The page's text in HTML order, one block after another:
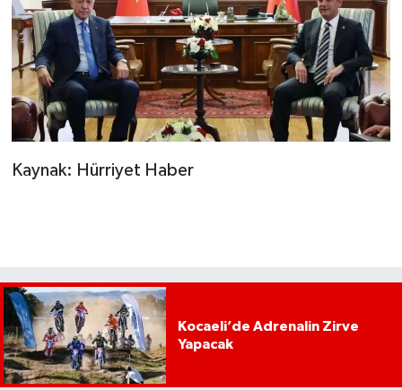
Kaynak: Hürriyet Haber
Kocaeli’de Adrenalin Zirve
Yapacak